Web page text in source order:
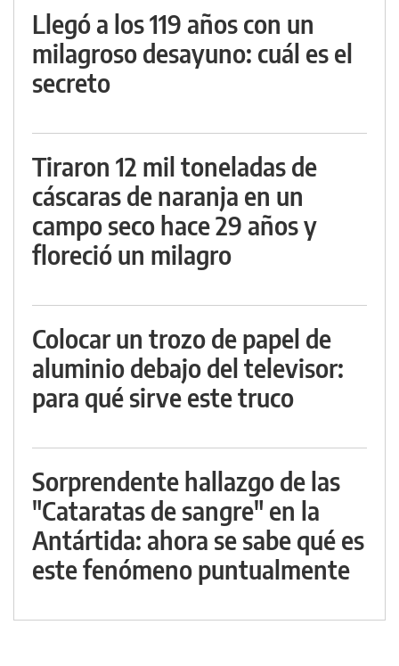
Llegó a los 119 años con un
milagroso desayuno: cuál es el
secreto
Tiraron 12 mil toneladas de
cáscaras de naranja en un
campo seco hace 29 años y
floreció un milagro
Colocar un trozo de papel de
aluminio debajo del televisor:
para qué sirve este truco
Sorprendente hallazgo de las
"Cataratas de sangre" en la
Antártida: ahora se sabe qué es
este fenómeno puntualmente